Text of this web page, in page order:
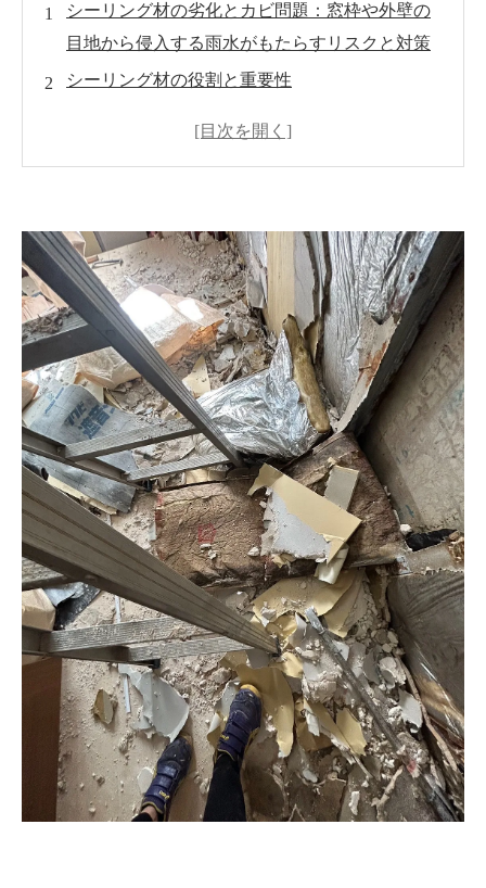
シーリング材の劣化とカビ問題：窓枠や外壁の
目地から侵入する雨水がもたらすリスクと対策
シーリング材の役割と重要性
効果的な対策方法
まとめ